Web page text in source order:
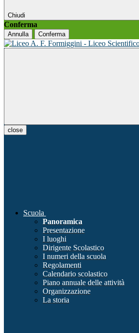
Chiudi
Conferma
Annulla Conferma
close
Scuola
Panoramica
Presentazione
I luoghi
Dirigente Scolastico
I numeri della scuola
Regolamenti
Calendario scolastico
Piano annuale delle attività
Organizzazione
La storia